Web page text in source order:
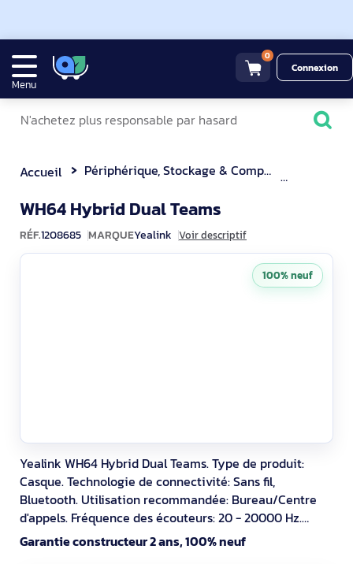
Menu
0
Connexion
Accueil Périphérique, Stockage & Composant
WH64 Hybrid Dual Teams
RÉF.1208685 MARQUEYealink Voir descriptif
Yealink WH64 Hybrid Dual Teams. Type de produit:
Casque. Technologie de connectivité: Sans fil,
Bluetooth. Utilisation recommandée: Bureau/Centre
d'appels. Fréquence des écouteurs: 20 - 20000 Hz.
Portée du routeur sans fil: 50 m. Poids: 331 g. Couleur du
Garantie constructeur 2 ans, 100% neuf
100% neuf